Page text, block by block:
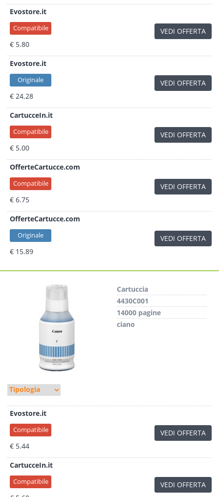
Evostore.it
Compatibile
€ 5.80
VEDI OFFERTA
Evostore.it
Originale
€ 24.28
VEDI OFFERTA
CartucceIn.it
Compatibile
€ 5.00
VEDI OFFERTA
OfferteCartucce.com
Compatibile
€ 6.75
VEDI OFFERTA
OfferteCartucce.com
Originale
€ 15.89
VEDI OFFERTA
Cartuccia
4430C001
14000 pagine
ciano
Evostore.it
Compatibile
€ 5.44
VEDI OFFERTA
CartucceIn.it
Compatibile VEDI OFFERTA